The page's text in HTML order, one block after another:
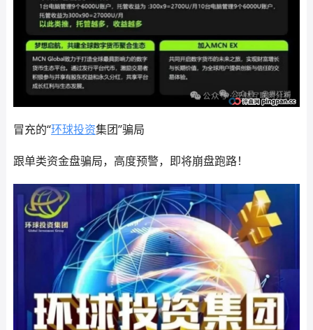
冒充的“环球投资集团”骗局
跟单类资金盘骗局，高度预警，即将崩盘跑路！